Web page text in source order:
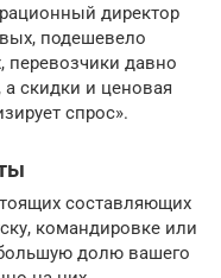
директор
подешевело
перевозчики давно
а скидки и ценовая
спрос».
составляющих
командировке или
долю вашего